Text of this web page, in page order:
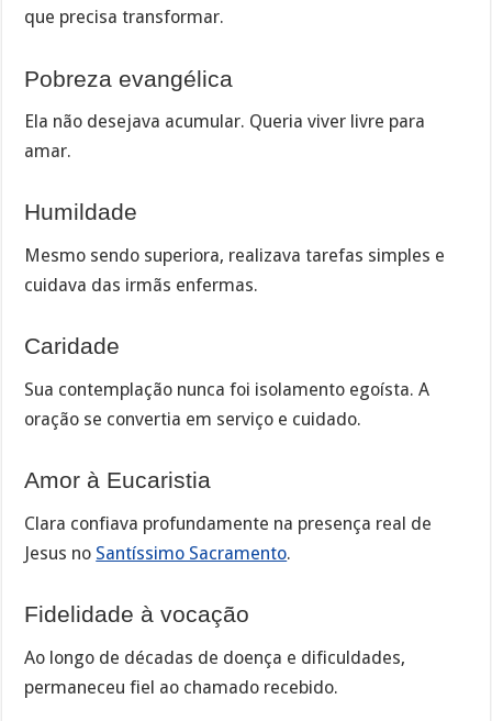
que precisa transformar.
Pobreza evangélica
Ela não desejava acumular. Queria viver livre para
amar.
Humildade
Mesmo sendo superiora, realizava tarefas simples e
cuidava das irmãs enfermas.
Caridade
Sua contemplação nunca foi isolamento egoísta. A
oração se convertia em serviço e cuidado.
Amor à Eucaristia
Clara confiava profundamente na presença real de
Jesus no Santíssimo Sacramento.
Fidelidade à vocação
Ao longo de décadas de doença e dificuldades,
permaneceu fiel ao chamado recebido.